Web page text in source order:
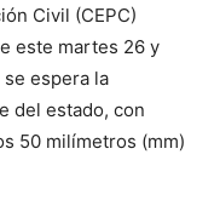
Civil (CEPC)
este martes 26 y
espera la
del estado, con
50 milímetros (mm)